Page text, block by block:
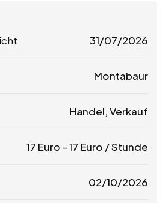
31/07/2026
Montabaur
Handel, Verkauf
17 Euro -17 Euro / Stunde
02/10/2026